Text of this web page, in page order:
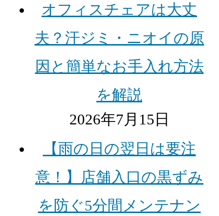
オフィスチェアは大丈
夫？汗ジミ・ニオイの原
因と簡単なお手入れ方法
を解説
2026年7月15日
【雨の日の翌日は要注
意！】店舗入口の黒ずみ
を防ぐ5分間メンテナン